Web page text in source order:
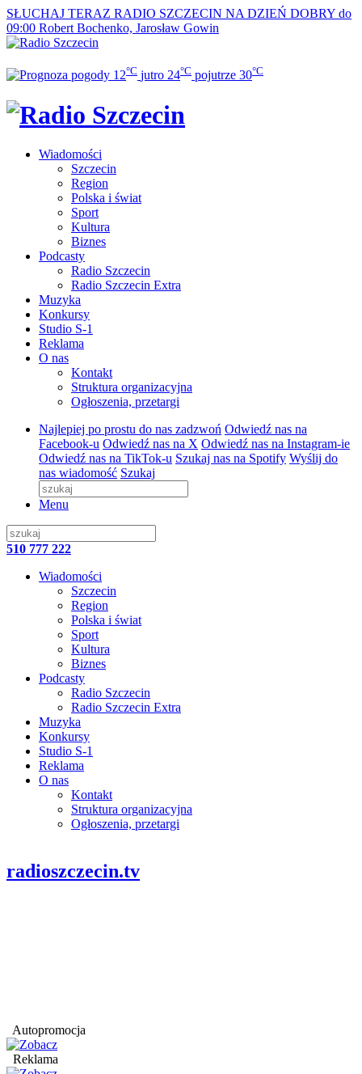
SŁUCHAJ TERAZ RADIO SZCZECIN NA DZIEŃ DOBRY do
09:00 Robert Bochenko, Jarosław Gowin
12°C jutro 24°C pojutrze 30°C
Wiadomości
Szczecin
Region
Polska i świat
Sport
Kultura
Biznes
Podcasty
Radio Szczecin
Radio Szczecin Extra
Muzyka
Konkursy
Studio S-1
Reklama
O nas
Kontakt
Struktura organizacyjna
Ogłoszenia, przetargi
Najlepiej po prostu do nas zadzwoń Odwiedź nas na
Facebook-u Odwiedź nas na X Odwiedź nas na Instagram-ie
Odwiedź nas na TikTok-u Szukaj nas na Spotify Wyślij do
nas wiadomość Szukaj
Menu
510 777 222
Wiadomości
Szczecin
Region
Polska i świat
Sport
Kultura
Biznes
Podcasty
Radio Szczecin
Radio Szczecin Extra
Muzyka
Konkursy
Studio S-1
Reklama
O nas
Kontakt
Struktura organizacyjna
Ogłoszenia, przetargi
radioszczecin.tv
Autopromocja
Reklama